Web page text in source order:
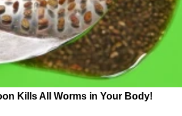
Kills All Worms in Your Body!